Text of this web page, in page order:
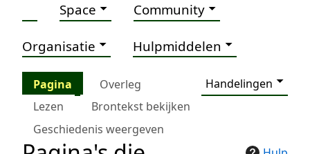
Space Community
Organisatie Hulpmiddelen
Pagina Overleg
Handelingen
Lezen
Brontekst bekijken
Geschiedenis weergeven